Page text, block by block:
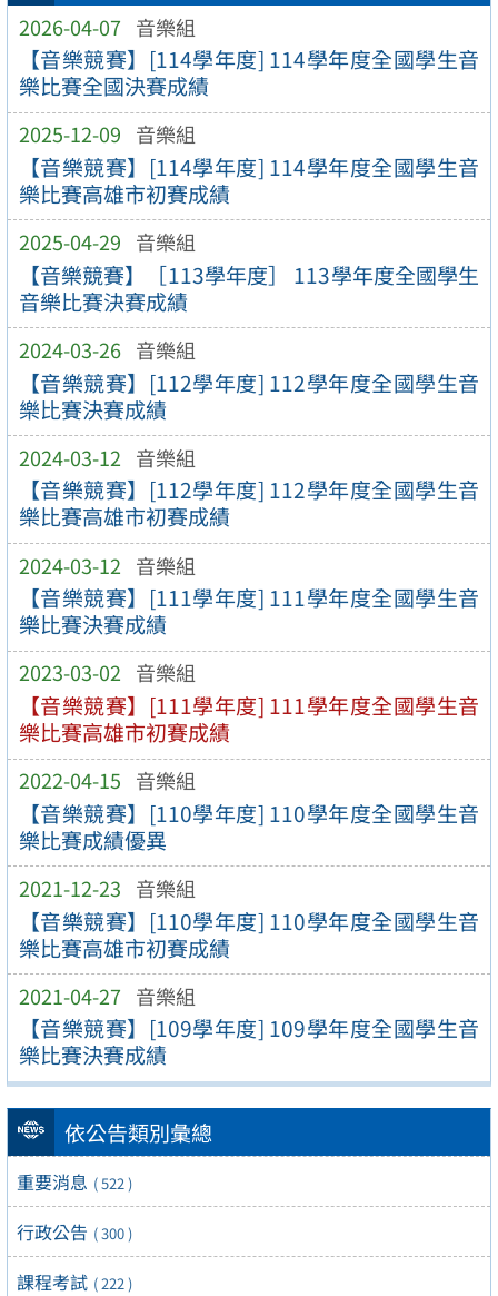
2026-04-07 音樂組
【音樂競賽】[114學年度] 114學年度全國學生音
樂比賽全國決賽成績
2025-12-09 音樂組
【音樂競賽】[114學年度] 114學年度全國學生音
樂比賽高雄市初賽成績
2025-04-29 音樂組
【音樂競賽】［113學年度］ 113學年度全國學生
音樂比賽決賽成績
2024-03-26 音樂組
【音樂競賽】[112學年度] 112學年度全國學生音
樂比賽決賽成績
2024-03-12 音樂組
【音樂競賽】[112學年度] 112學年度全國學生音
樂比賽高雄市初賽成績
2024-03-12 音樂組
【音樂競賽】[111學年度] 111學年度全國學生音
樂比賽決賽成績
2023-03-02 音樂組
【音樂競賽】[111學年度] 111學年度全國學生音
樂比賽高雄市初賽成績
2022-04-15 音樂組
【音樂競賽】[110學年度] 110學年度全國學生音
樂比賽成績優異
2021-12-23 音樂組
【音樂競賽】[110學年度] 110學年度全國學生音
樂比賽高雄市初賽成績
2021-04-27 音樂組
【音樂競賽】[109學年度] 109學年度全國學生音
樂比賽決賽成績
依公告類別彙總
重要消息 ( 522 )
行政公告 ( 300 )
課程考試 ( 222 )